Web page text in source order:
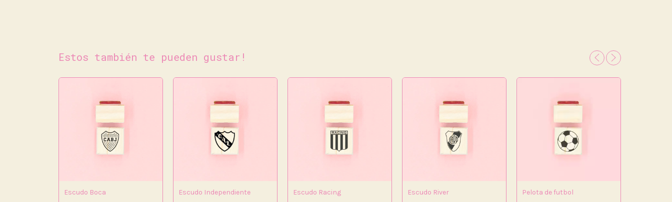
Estos también te pueden gustar!
Escudo Boca Escudo Independiente Escudo Racing Escudo River Pelota de futbol